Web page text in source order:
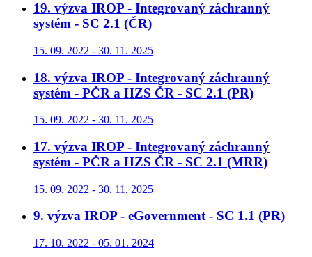
19. výzva IROP - Integrovaný záchranný
systém - SC 2.1 (ČR)
15. 09. 2022 - 30. 11. 2025
18. výzva IROP - Integrovaný záchranný
systém - PČR a HZS ČR - SC 2.1 (PR)
15. 09. 2022 - 30. 11. 2025
17. výzva IROP - Integrovaný záchranný
systém - PČR a HZS ČR - SC 2.1 (MRR)
15. 09. 2022 - 30. 11. 2025
9. výzva IROP - eGovernment - SC 1.1 (PR)
17. 10. 2022 - 05. 01. 2024